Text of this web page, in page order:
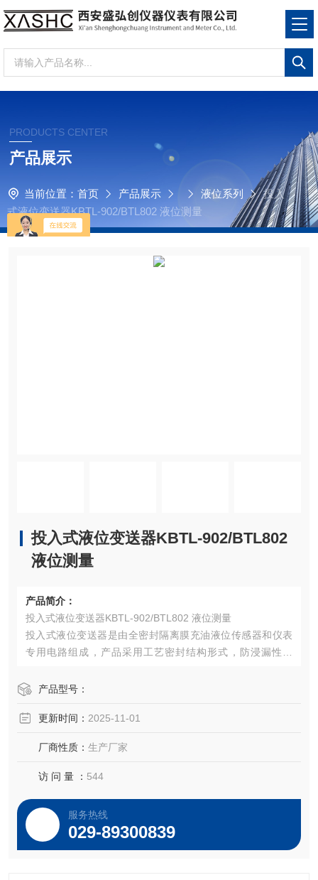
PRODUCTS CENTER
产品展示
当前位置： 首页 产品展示 液位系列
投入
式液位变送器KBTL-902/BTL802 液位测量
投入式液位变送器KBTL-902/BTL802
液位测量
产品简介：
投入式液位变送器KBTL-902/BTL802 液位测量
投入式液位变送器是由全密封隔离膜充油液位传感器和仪表
专用电路组成，产品采用工艺密封结构形式，防浸漏性能
好、寿命长、安装方便等优点。
产品型号：
更新时间： 2025-11-01
厂商性质： 生产厂家
访 问 量 ： 544
服务热线
029-89300839